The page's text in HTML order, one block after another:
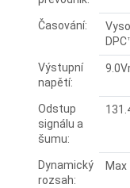
Časování:
Výstupní
napětí:
Odstup
signálu a
šumu:
Dynamický
rozsah: